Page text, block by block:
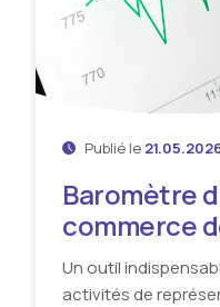
Publié le
Baromètre
commerce
Un outil
activités de